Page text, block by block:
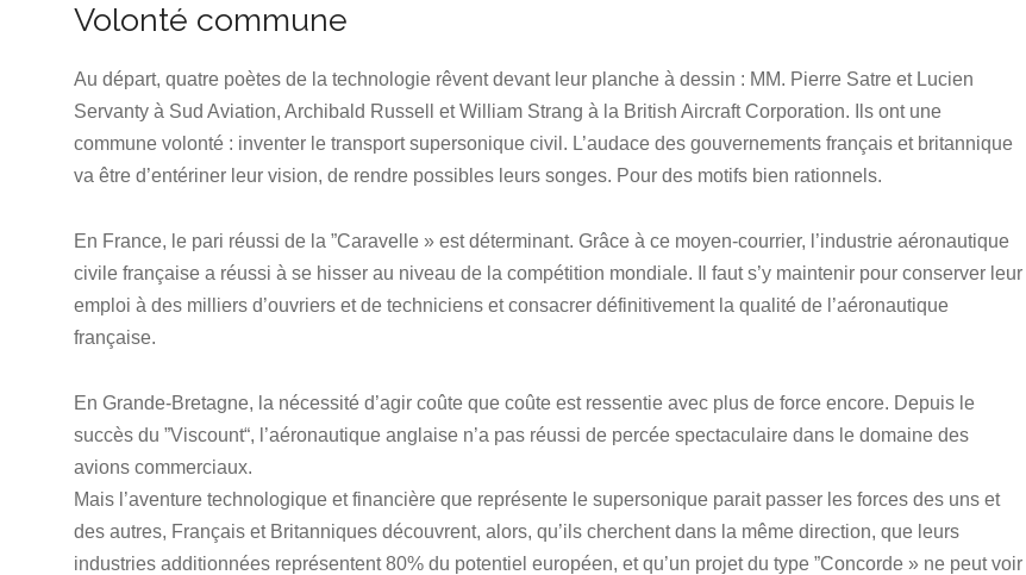
Volonté commune
Au départ, quatre poètes de la technologie rêvent devant leur planche à dessin : MM. Pierre Satre et Lucien
Servanty à Sud Aviation, Archibald Russell et William Strang à la British Aircraft Corporation. Ils ont une
commune volonté : inventer le transport supersonique civil. L’audace des gouvernements français et britannique
va être d’entériner leur vision, de rendre possibles leurs songes. Pour des motifs bien rationnels.
En France, le pari réussi de la ”Caravelle » est déterminant. Grâce à ce moyen-courrier, l’industrie aéronautique
civile française a réussi à se hisser au niveau de la compétition mondiale. Il faut s’y maintenir pour conserver leur
emploi à des milliers d’ouvriers et de techniciens et consacrer définitivement la qualité de l’aéronautique
française.
En Grande-Bretagne, la nécessité d’agir coûte que coûte est ressentie avec plus de force encore. Depuis le
succès du ”Viscount“, l’aéronautique anglaise n’a pas réussi de percée spectaculaire dans le domaine des
avions commerciaux.
Mais l’aventure technologique et financière que représente le supersonique parait passer les forces des uns et
des autres, Français et Britanniques découvrent, alors, qu’ils cherchent dans la même direction, que leurs
industries additionnées représentent 80% du potentiel européen, et qu’un projet du type ”Concorde » ne peut voir